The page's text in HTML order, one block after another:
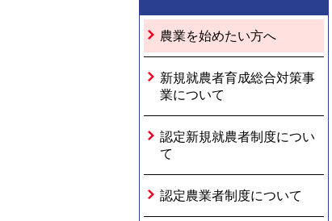
農業を始めたい方へ
新規就農者育成総合対策事
業について
認定新規就農者制度につい
て
認定農業者制度について